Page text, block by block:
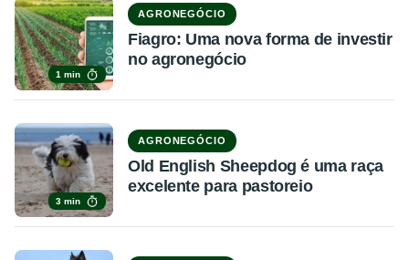
1 min
AGRONEGÓCIO
Fiagro: Uma nova forma de investir
no agronegócio
3 min
AGRONEGÓCIO
Old English Sheepdog é uma raça
excelente para pastoreio